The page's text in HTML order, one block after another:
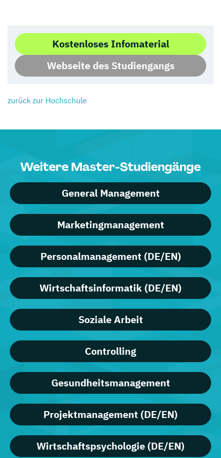
Kostenloses Infomaterial
Webseite des Studiengangs
zurück zur Hochschule
Weitere Master-Studiengänge
General Management
Marketingmanagement
Personalmanagement (DE/EN)
Wirtschaftsinformatik (DE/EN)
Soziale Arbeit
Controlling
Gesundheitsmanagement
Projektmanagement (DE/EN)
Wirtschaftspsychologie (DE/EN)